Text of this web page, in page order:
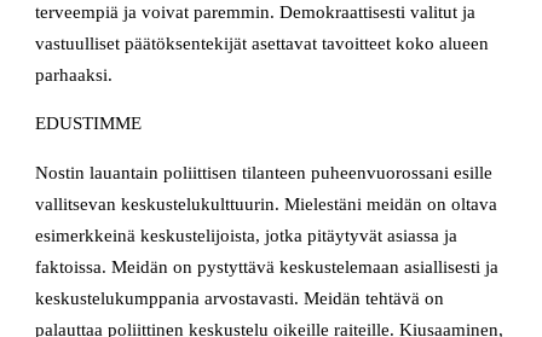
terveempiä ja voivat paremmin. Demokraattisesti valitut ja
vastuulliset päätöksentekijät asettavat tavoitteet koko alueen
parhaaksi.
EDUSTIMME
Nostin lauantain poliittisen tilanteen puheenvuorossani esille
vallitsevan keskustelukulttuurin. Mielestäni meidän on oltava
esimerkkeinä keskustelijoista, jotka pitäytyvät asiassa ja
faktoissa. Meidän on pystyttävä keskustelemaan asiallisesti ja
keskustelukumppania arvostavasti. Meidän tehtävä on
palauttaa poliittinen keskustelu oikeille raiteille. Kiusaaminen,